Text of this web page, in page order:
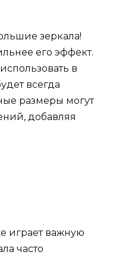
зеркала!
его эффект.
в
всегда
размеры могут
добавляя
играет важную
часто